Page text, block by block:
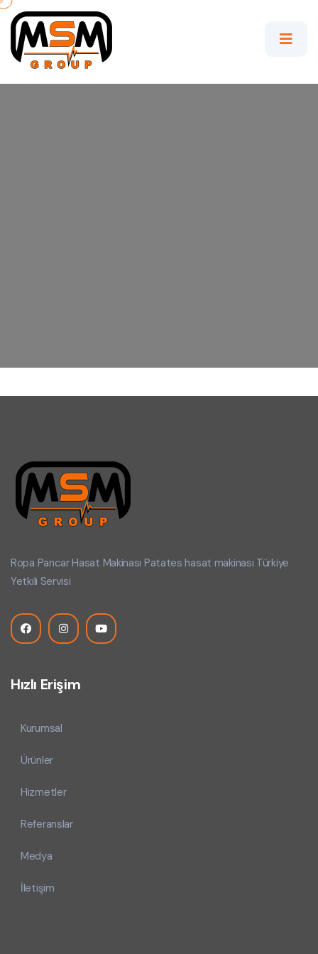
Ropa Pancar Hasat Makinası Patates hasat makinası Türkiye
Yetkili Servisi
Hızlı Erişim
Kurumsal
Ürünler
Hizmetler
Referanslar
Medya
İletişim